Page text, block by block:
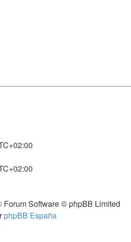
Forum Software © phpBB Limited
phpBB España